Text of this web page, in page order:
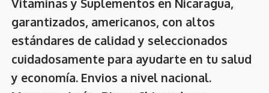
Vitaminas y Suplementos en Nicaragua,
garantizados, americanos, con altos
estándares de calidad y seleccionados
cuidadosamente para ayudarte en tu salud
y economía. Envios a nivel nacional.